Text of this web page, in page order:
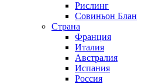
Рислинг
Совиньон Блан
Страна
Франция
Италия
Австралия
Испания
Россия